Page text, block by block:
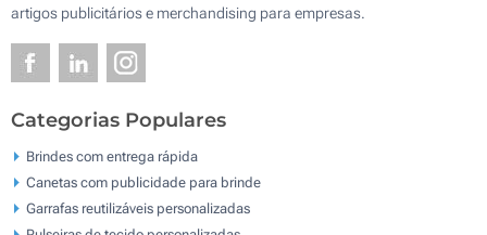
artigos publicitários e merchandising para empresas.
Categorias Populares
Brindes com entrega rápida
Canetas com publicidade para brinde
Garrafas reutilizáveis personalizadas